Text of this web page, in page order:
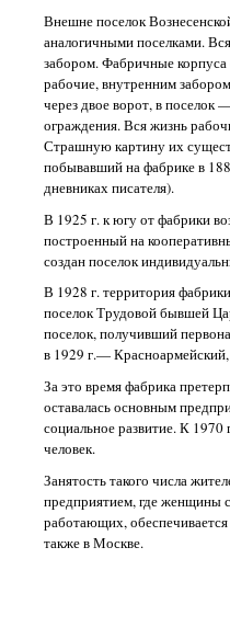
Внешне поселок
аналогичными поселками.
забором. Фабричные корпуса
рабочие, внутренним
через двое ворот, в поселок
ограждения. Вся жизнь
Страшную картину их
побывавший на фабрике в
дневниках писателя).
В 1925 г. к югу от фабрики
построенный на
создан поселок
В 1928 г. территория
поселок Трудовой бывшей
поселок, получивший
в 1929 г.—
За это время фабрика
оставалась основным
социальное развитие. К 1970
человек.
Занятость такого числа
предприятием, где женщины
работающих,
также в Москве.